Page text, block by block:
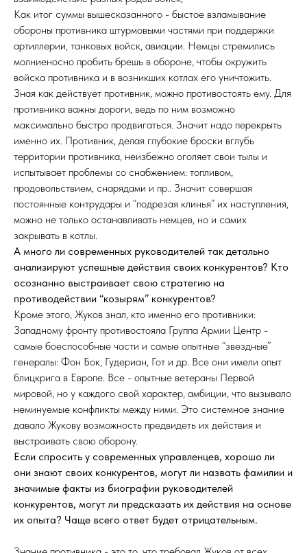
Как итог суммы вышесказанного - быстое взламывание
обороны противника штурмовыми частями при поддержки
артиллерии, танковых войск, авиации. Немцы стремились
молниеносно пробить брешь в обороне, чтобы окружить
войска противника и в возникших котлах его уничтожить.
Зная как действует противник, можно противостоять ему. Для
противника важны дороги, ведь по ним возможно
максимально быстро продвигаться. Значит надо перекрыть
именно их. Противник, делая глубокие броски вглубь
территории противника, неизбежно оголяет свои тылы и
испытывает проблемы со снабжением: топливом,
продовольствием, снарядами и пр.. Значит совершая
постоянные контрудары и “подрезая клинья” их наступления,
можно не только останавливать немцев, но и самих
закрывать в котлы.
А много ли современных руководителей так детально
анализируют успешные действия своих конкурентов? Кто
осознанно выстраивает свою стратегию на
противодействии “козырям” конкурентов?
Кроме этого, Жуков знал, кто именно его противники:
Западному фронту противостояла Группа Армии Центр -
самые боеспособные части и самые опытные “звездные”
генералы: Фон Бок, Гудериан, Гот и др. Все они имели опыт
блицкрига в Европе. Все - опытные ветераны Первой
мировой, но у каждого свой характер, амбиции, что вызывало
неминуемые конфликты между ними. Это системное знание
давало Жукову возможность предвидеть их действия и
выстраивать свою оборону.
Если спросить у современных управленцев, хорошо ли
они знают своих конкурентов, могут ли назвать фамилии и
значимые факты из биографии руководителей
конкурентов, могут ли предсказать их действия на основе
их опыта? Чаще всего ответ будет отрицательным.